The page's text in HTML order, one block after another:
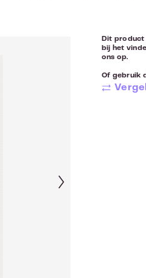
Dit product
bij het
ons op.
Of gebruik